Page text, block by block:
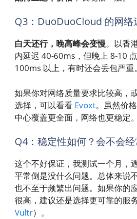
Q3：DuoDuoCloud 的网络
白天还行，晚高峰会变慢。以香
内延迟 40-60ms，但晚上 8-10
100ms 以上，有时还会丢包严重。
如果你对网络质量要求比较高，
选择，可以看看 Evoxt。虽然价
中心覆盖更全面，网络也更稳定。
Q4：稳定性如何？会不会经
这个不好保证，我测试一个月，
平常倒是没什么问题。总体来说
也不至于频繁出问题。如果你的
很高，建议还是选择更可靠的服
Vultr）。